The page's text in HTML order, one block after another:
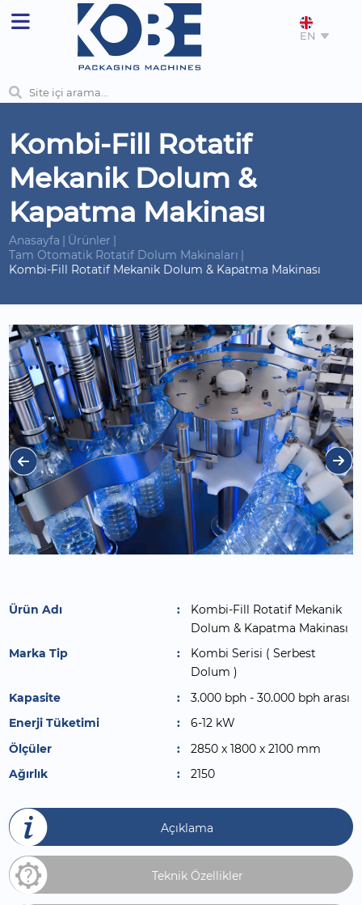
EN
Kombi-Fill Rotatif
Mekanik Dolum &
Kapatma Makinası
Anasayfa
Ürünler
Tam Otomatik Rotatif Dolum Makinaları
Kombi-Fill Rotatif Mekanik Dolum & Kapatma Makinası
Ürün Adı
Kombi-Fill Rotatif Mekanik
Dolum & Kapatma Makinası
Marka Tip
Kombi Serisi ( Serbest
Dolum )
Kapasite
3.000 bph - 30.000 bph arası
Enerji Tüketimi
6-12 kW
Ölçüler
2850 x 1800 x 2100 mm
Ağırlık
2150
Açıklama
Teknik Özellikler